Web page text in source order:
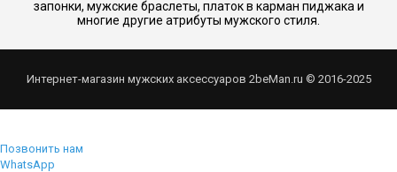
запонки, мужские браслеты, платок в карман пиджака и
многие другие атрибуты мужского стиля.
Интернет-магазин мужских аксессуаров 2beMan.ru © 2016-2025
Позвонить нам
WhatsApp